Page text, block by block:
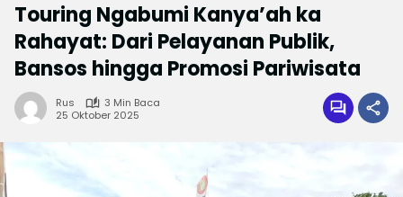
Touring Ngabumi Kanya’ah ka
Rahayat: Dari Pelayanan Publik,
Bansos hingga Promosi Pariwisata
Rus
3 Min Baca
25 Oktober 2025